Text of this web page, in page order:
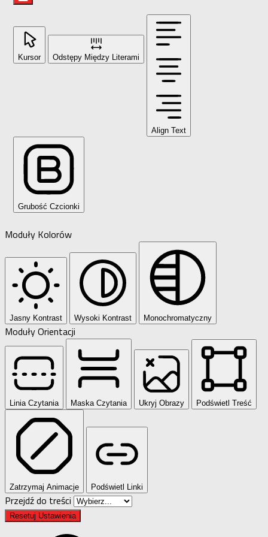
Kursor Odstępy Między Literami
Align Text
Grubość Czcionki
Moduły Kolorów
Jasny Kontrast Wysoki Kontrast Monochromatyczny
Moduły Orientacji
Linia Czytania Maska Czytania Ukryj Obrazy Podświetl Treść
Zatrzymaj Animacje Podświetl Linki
Przejdź do treści
Resetuj Ustawienia